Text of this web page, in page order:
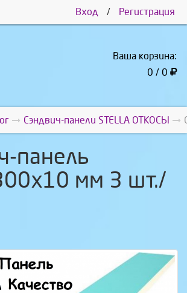
Вход / Регистрация
Ваша корзина:
0 / 0
Сэндвич-панели STELLA ОТКОСЫ
панель
мм 3 шт./